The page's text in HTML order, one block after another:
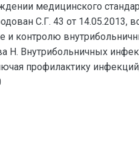
медицинского
С.Г. 43 от 14.05.2013,
и контролю
Н. Внутрибольничных
профилактику